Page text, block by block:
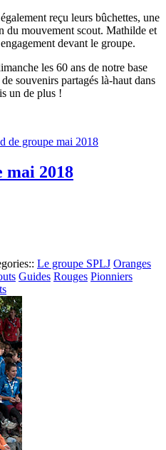
reçu leurs bûchettes, une
du mouvement scout. Mathilde et
devant le groupe.
les 60 ans de notre base
souvenirs partagés là-haut dans
un de plus !
de groupe mai 2018
mai 2018
Le groupe SPLJ Oranges
Guides Rouges Pionniers